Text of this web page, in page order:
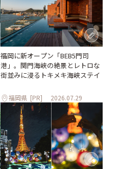
福岡に新オープン「BEB5門司
港」。関門海峡の絶景とレトロな
街並みに浸るトキメキ海峡ステイ
福岡県 [PR] 2026.07.29